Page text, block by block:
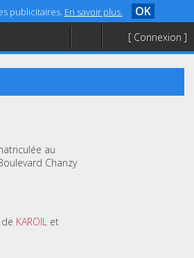
publicitaires. En savoir plus. OK
[ Connexion ]
au
Chanzy
KAROIL et